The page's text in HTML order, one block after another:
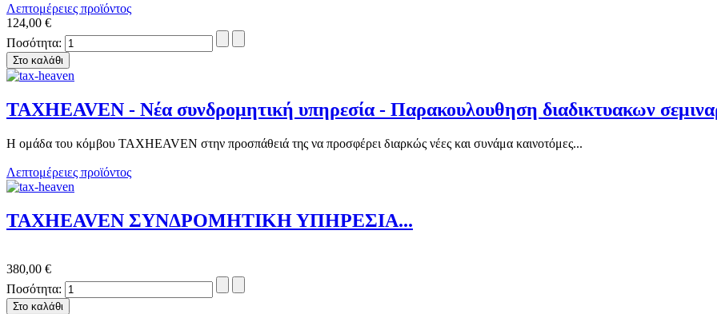
Λεπτομέρειες προϊόντος
124,00 €
Ποσότητα:
TAXHEAVEN - Νέα συνδρομητική υπηρεσία - Παρακουλουθηση διαδικτυακων
Η ομάδα του κόμβου TAXHEAVEN στην προσπάθειά της να προσφέρει διαρκώς νέες και συνάμα καινοτόμες...
Λεπτομέρειες προϊόντος
TAXHEAVEN ΣΥΝΔΡΟΜΗΤΙΚΗ ΥΠΗΡΕΣΙΑ...
380,00 €
Ποσότητα: